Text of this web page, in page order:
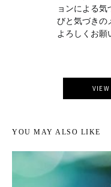
ョンによる
びと気づきの
よろしくお願
YOU MAY ALSO LIKE